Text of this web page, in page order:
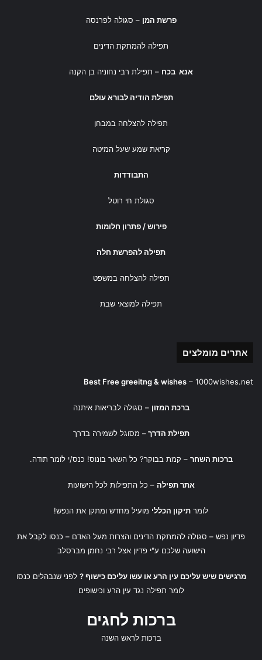
פרשת המן – סגולה לפרנסה
תפילה להמתקת הדינים
אנא בכח – תפילת רבי נחוניה בן הקנה
תפילת הודיה לבורא עולם
תפילה להצלחה במבחן
קריאת שמע שעל המיטה
התבודדות
סגולת חי רוטל
פירוש / פתרון חלומות
תפילה להפרשת חלה
תפילה להצלחה במשפט
תפילה למוצאי שבת
אתרים מומלצים
Best Free greeitng & wishes – 1000wishes.net
ברכת המזון – סגולה לבריאות איתנה
תפילת הדרך – מסוגל לשמירה בדרך
ברכות השחר – קמת בבוקר? כל השאר בונוס! כנס/י לומר תודה.
אתר תפילה – כל התפילות לכל הישועות
לומר תיקון הכללי מועיל מחדש ומתקן את הנפש!
פדיון נפש – סגולה להמתקת הדינים והצרות מעל האדם – כנסו לקבל את
הישועה שלכם ע"יפדיון אצל רבי נחמן מברסלב
מרגישים שיש עליכם עין הרע או עשו עליכם כישוף ? לפני שנבהלים כנסו
לומר תפילה נגד עין הרע וכישופים
ברכות לחגים
ברכות לראש השנה